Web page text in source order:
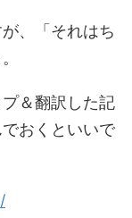
、「それはち
＆翻訳した記
おくといいで